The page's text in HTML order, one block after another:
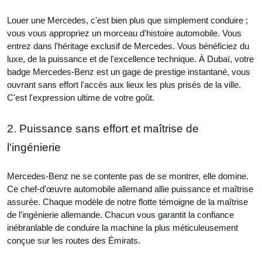
Louer une Mercedes, c'est bien plus que simplement conduire ;
vous vous appropriez un morceau d'histoire automobile. Vous
entrez dans l'héritage exclusif de Mercedes. Vous bénéficiez du
luxe, de la puissance et de l'excellence technique. À Dubaï, votre
badge Mercedes-Benz est un gage de prestige instantané, vous
ouvrant sans effort l'accès aux lieux les plus prisés de la ville.
C'est l'expression ultime de votre goût.
2. Puissance sans effort et maîtrise de
l'ingénierie
Mercedes-Benz ne se contente pas de se montrer, elle domine.
Ce chef-d'œuvre automobile allemand allie puissance et maîtrise
assurée. Chaque modèle de notre flotte témoigne de la maîtrise
de l'ingénierie allemande. Chacun vous garantit la confiance
inébranlable de conduire la machine la plus méticuleusement
conçue sur les routes des Émirats.